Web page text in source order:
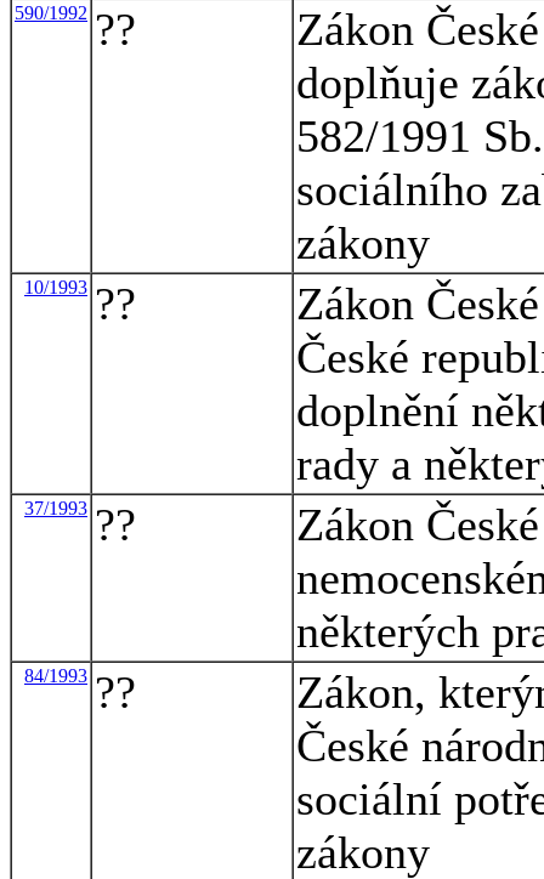
590/1992 ??
Zákon
doplňuje
582/1991
sociálního
zákony
10/1993 ??
Zákon
České
doplnění
rady a
37/1993 ??
Zákon
některých
84/1993 ??
Zákon,
České
sociální
zákony